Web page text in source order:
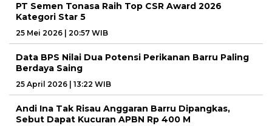
PT Semen Tonasa Raih Top CSR Award 2026
Kategori Star 5
25 Mei 2026 | 20:57 WIB
Data BPS Nilai Dua Potensi Perikanan Barru Paling
Berdaya Saing
25 April 2026 | 13:22 WIB
Andi Ina Tak Risau Anggaran Barru Dipangkas,
Sebut Dapat Kucuran APBN Rp 400 M